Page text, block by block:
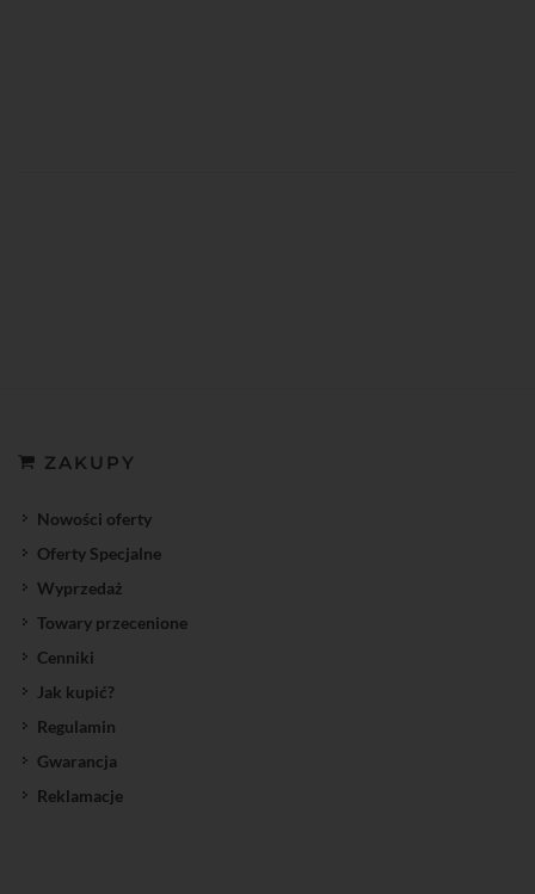
ZAKUPY
Nowości oferty
Oferty Specjalne
Wyprzedaż
Towary przecenione
Cenniki
Jak kupić?
Regulamin
Gwarancja
Reklamacje